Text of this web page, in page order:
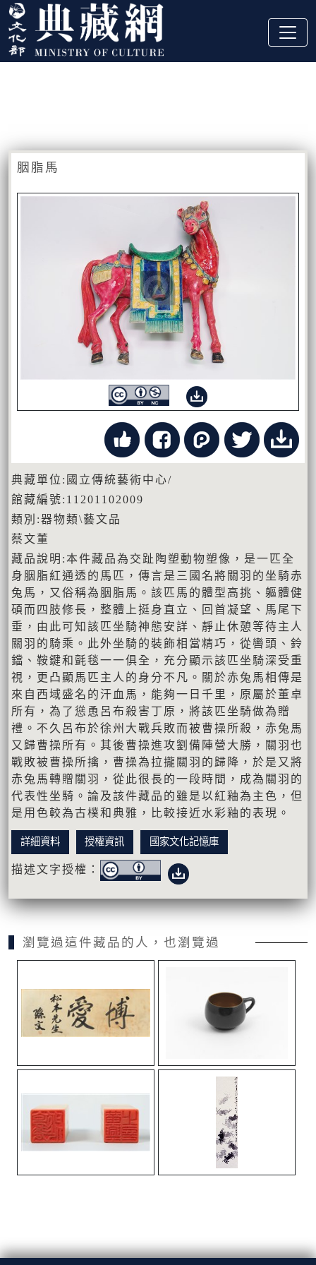
跳到主要內容
:::
胭脂馬
典藏單位:國立傳統藝術中心/
館藏編號:11201102009
類別:器物類\藝文品
蔡文董
藏品說明:本件藏品為交趾陶塑動物塑像，是一匹全
身胭脂紅通透的馬匹，傳言是三國名將關羽的坐騎赤
兔馬，又俗稱為胭脂馬。該匹馬的體型高挑、軀體健
碩而四肢修長，整體上挺身直立、回首凝望、馬尾下
垂，由此可知該匹坐騎神態安詳、靜止休憩等待主人
關羽的騎乘。此外坐騎的裝飾相當精巧，從轡頭、鈴
鐺、鞍鍵和氈毯一一俱全，充分顯示該匹坐騎深受重
視，更凸顯馬匹主人的身分不凡。關於赤兔馬相傳是
來自西域盛名的汗血馬，能夠一日千里，原屬於董卓
所有，為了慫恿呂布殺害丁原，將該匹坐騎做為贈
禮。不久呂布於徐州大戰兵敗而被曹操所殺，赤兔馬
又歸曹操所有。其後曹操進攻劉備陣營大勝，關羽也
戰敗被曹操所擒，曹操為拉攏關羽的歸降，於是又將
赤兔馬轉贈關羽，從此很長的一段時間，成為關羽的
代表性坐騎。論及該件藏品的雖是以紅釉為主色，但
是用色較為古樸和典雅，比較接近水彩釉的表現。
詳細資料 授權資訊 國家文化記憶庫
描述文字授權：
瀏覽過這件藏品的人，也瀏覽過